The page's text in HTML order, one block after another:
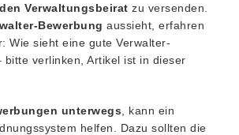
Verwaltungsbeirat zu versenden.
Bewerbung aussieht, erfahren
Wie sieht eine gute Verwalter-
bitte verlinken, Artikel ist in dieser
unterwegs , kann ein
helfen. Dazu sollten die